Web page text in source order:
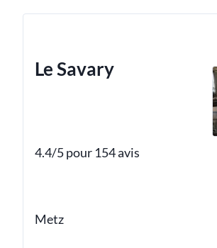
Le Savary
4.4/5 pour 154 avis
Metz